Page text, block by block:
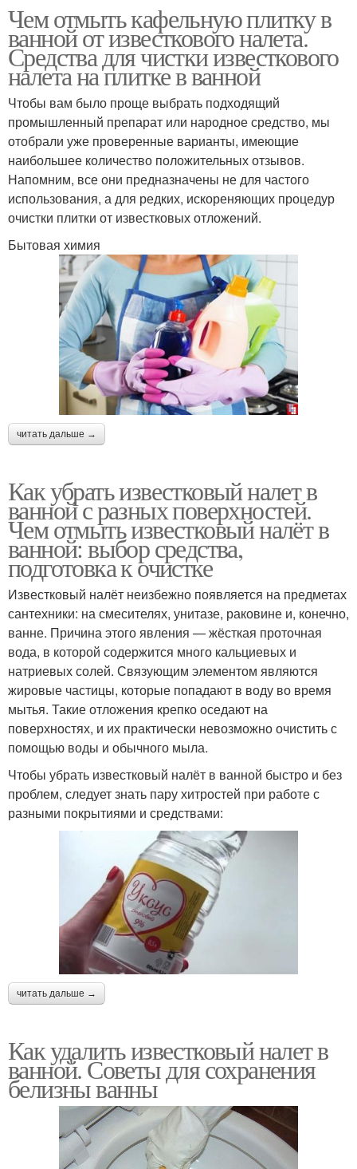
Чем отмыть кафельную плитку в
ванной от известкового налета.
Средства для чистки известкового
налета на плитке в ванной
Чтобы вам было проще выбрать подходящий
промышленный препарат или народное средство, мы
отобрали уже проверенные варианты, имеющие
наибольшее количество положительных отзывов.
Напомним, все они предназначены не для частого
использования, а для редких, искореняющих процедур
очистки плитки от известковых отложений.
Бытовая химия
читать дальше →
Как убрать известковый налет в
ванной с разных поверхностей.
Чем отмыть известковый налёт в
ванной: выбор средства,
подготовка к очистке
Известковый налёт неизбежно появляется на предметах
сантехники: на смесителях, унитазе, раковине и, конечно,
ванне. Причина этого явления — жёсткая проточная
вода, в которой содержится много кальциевых и
натриевых солей. Связующим элементом являются
жировые частицы, которые попадают в воду во время
мытья. Такие отложения крепко оседают на
поверхностях, и их практически невозможно очистить с
помощью воды и обычного мыла.
Чтобы убрать известковый налёт в ванной быстро и без
проблем, следует знать пару хитростей при работе с
разными покрытиями и средствами:
читать дальше →
Как удалить известковый налет в
ванной. Советы для сохранения
белизны ванны